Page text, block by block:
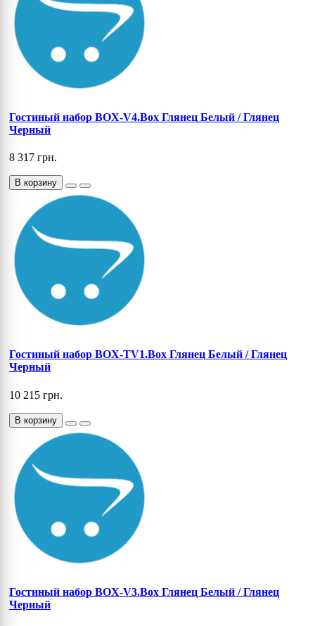
Гостиный набор BOX-V4.Box Глянец Белый / Глянец
Черный
8 317 грн.
В корзину
Гостиный набор BOX-TV1.Box Глянец Белый / Глянец
Черный
10 215 грн.
В корзину
Гостиный набор BOX-V3.Box Глянец Белый / Глянец
Черный